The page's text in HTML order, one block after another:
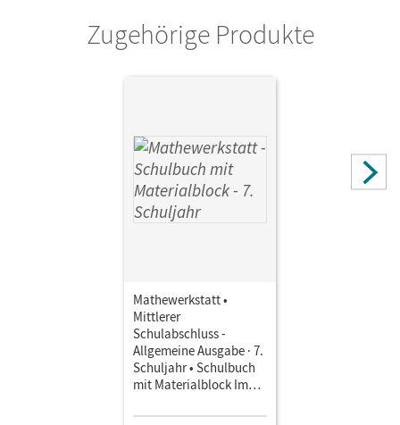
Zugehörige Produkte
Mathewerkstatt •
Mittlerer
Schulabschluss -
Allgemeine Ausgabe · 7.
Schuljahr • Schulbuch
mit Materialblock Im